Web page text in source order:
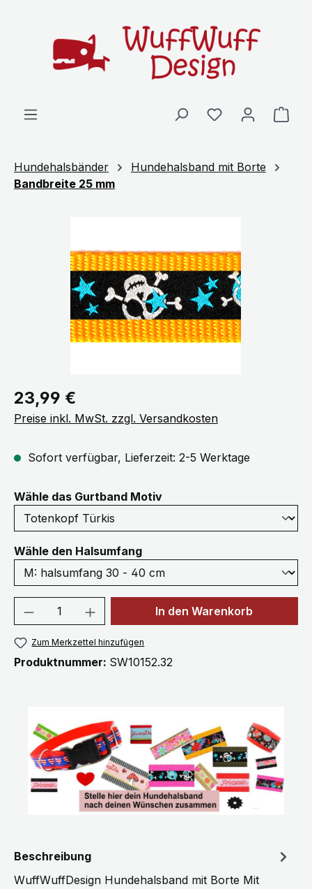
Hundehalsbänder
Hundehalsband mit Borte
Bandbreite 25 mm
Regulärer Preis:
23,99 €
Preise inkl. MwSt. zzgl. Versandkosten
Sofort verfügbar, Lieferzeit: 2-5 Werktage
Wähle das Gurtband Motivauswählen
Wähle den Halsumfangauswählen
Produkt Anzahl: Gib denIn den Warenkorb
Zum Merkzettel hinzufügen
Produktnummer: SW10152.32
Beschreibung
WuffWuffDesign Hundehalsband mit Borte Mit